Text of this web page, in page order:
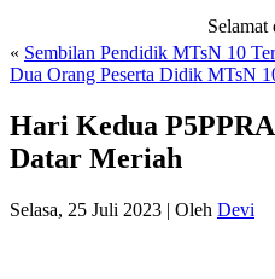
Selamat
« Sembilan Pendidik MTsN 10
Dua Orang Peserta Didik MTsN
Hari Kedua
Datar Meriah
Selasa, 25 Juli 2023 | Oleh Devi